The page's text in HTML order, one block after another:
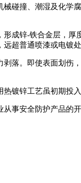
撞、潮湿及化学腐
锌-铁合金层，厚
超普通喷漆或电镀处
。即使表面划伤，
锌工艺虽初期投入
安全防护产品的开